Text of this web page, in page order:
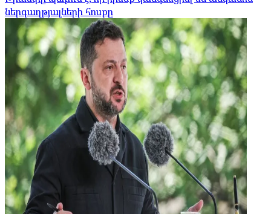
ներգաղթյալների հոսքը